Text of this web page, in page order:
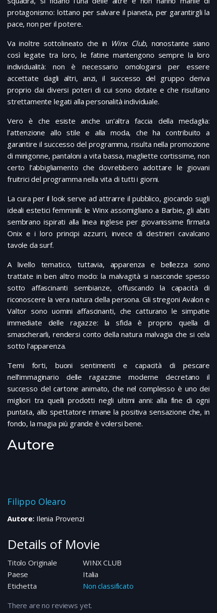
protagonismo: lottano per salvare il pianeta, per garantirgli la
pace, non per il potere.
Va inoltre sottolineato che in Winx Club, nonostante siano
così legate tra loro, le fatine mantengono sempre la loro
individualità: non è necessario omologarsi per essere
accettate dagli altri, anzi, il successo del gruppo deriva
proprio dai diversi poteri di cui sono dotate e che risultano
strettamente legati alla personalità individuale.
Vero è che esiste anche un’altra faccia della medaglia:
l’attenzione allo stile e alla moda, che ha contribuito a
garantire il successo del programma, risulta nella promozione
di minigonne, pantaloni a vita bassa, magliette cortissime, non
certo l’abbigliamento che dovrebbero adottare le giovani
fruitrici del programma nella vita di tutti i giorni.
La cura per il look serve ad attrarre il pubblico, giocando sugli
ideali estetici femminili: le Winx assomigliano a Barbie, gli abiti
sembrano ispirati alla linea inglese per giovanissime firmata
Onix e i loro principi azzurri, invece di destrieri cavalcano
tavole da surf.
A livello tematico, tuttavia, apparenza e bellezza sono
trattate in ben altro modo: la malvagità si nasconde spesso
sotto affascinanti sembianze, offuscando la capacità di
riconoscere la vera natura della persona. Gli stregoni Avalon e
Valtor sono uomini affascinanti, che catturano le simpatie
immediate delle ragazze: la sfida è proprio quella di
smascherarli, rendersi conto della natura malvagia che si cela
sotto l’apparenza.
Temi forti, buoni sentimenti e capacità di pescare
nell’immaginario delle ragazzine moderne decretano il
successo del cartone animato, che nel complesso è uno dei
migliori tra quelli prodotti negli ultimi anni: alla fine di ogni
puntata, allo spettatore rimane la positiva sensazione che, in
fondo, la magia più grande è volersi bene.
Autore
Filippo Olearo
Autore:Ilenia Provenzi
Details of Movie
Titolo Originale
WINX CLUB
Paese
Italia
Etichetta
Non classificato
There are no reviews yet.